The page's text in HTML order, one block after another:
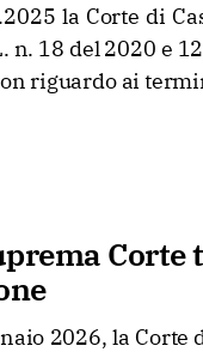
la Corte di
18 del 2020 e
riguardo ai
2026, la